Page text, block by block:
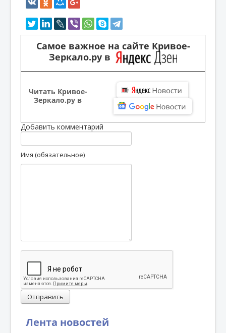
Лента новостей
Самое важное на сайте Кривое-
Зеркало.ру в
Читать Кривое-
Зеркало.ру в
Добавить комментарий
Имя (обязательное)
Отправить